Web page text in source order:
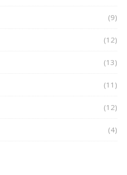
(9)
(12)
(13)
(11)
(12)
(4)